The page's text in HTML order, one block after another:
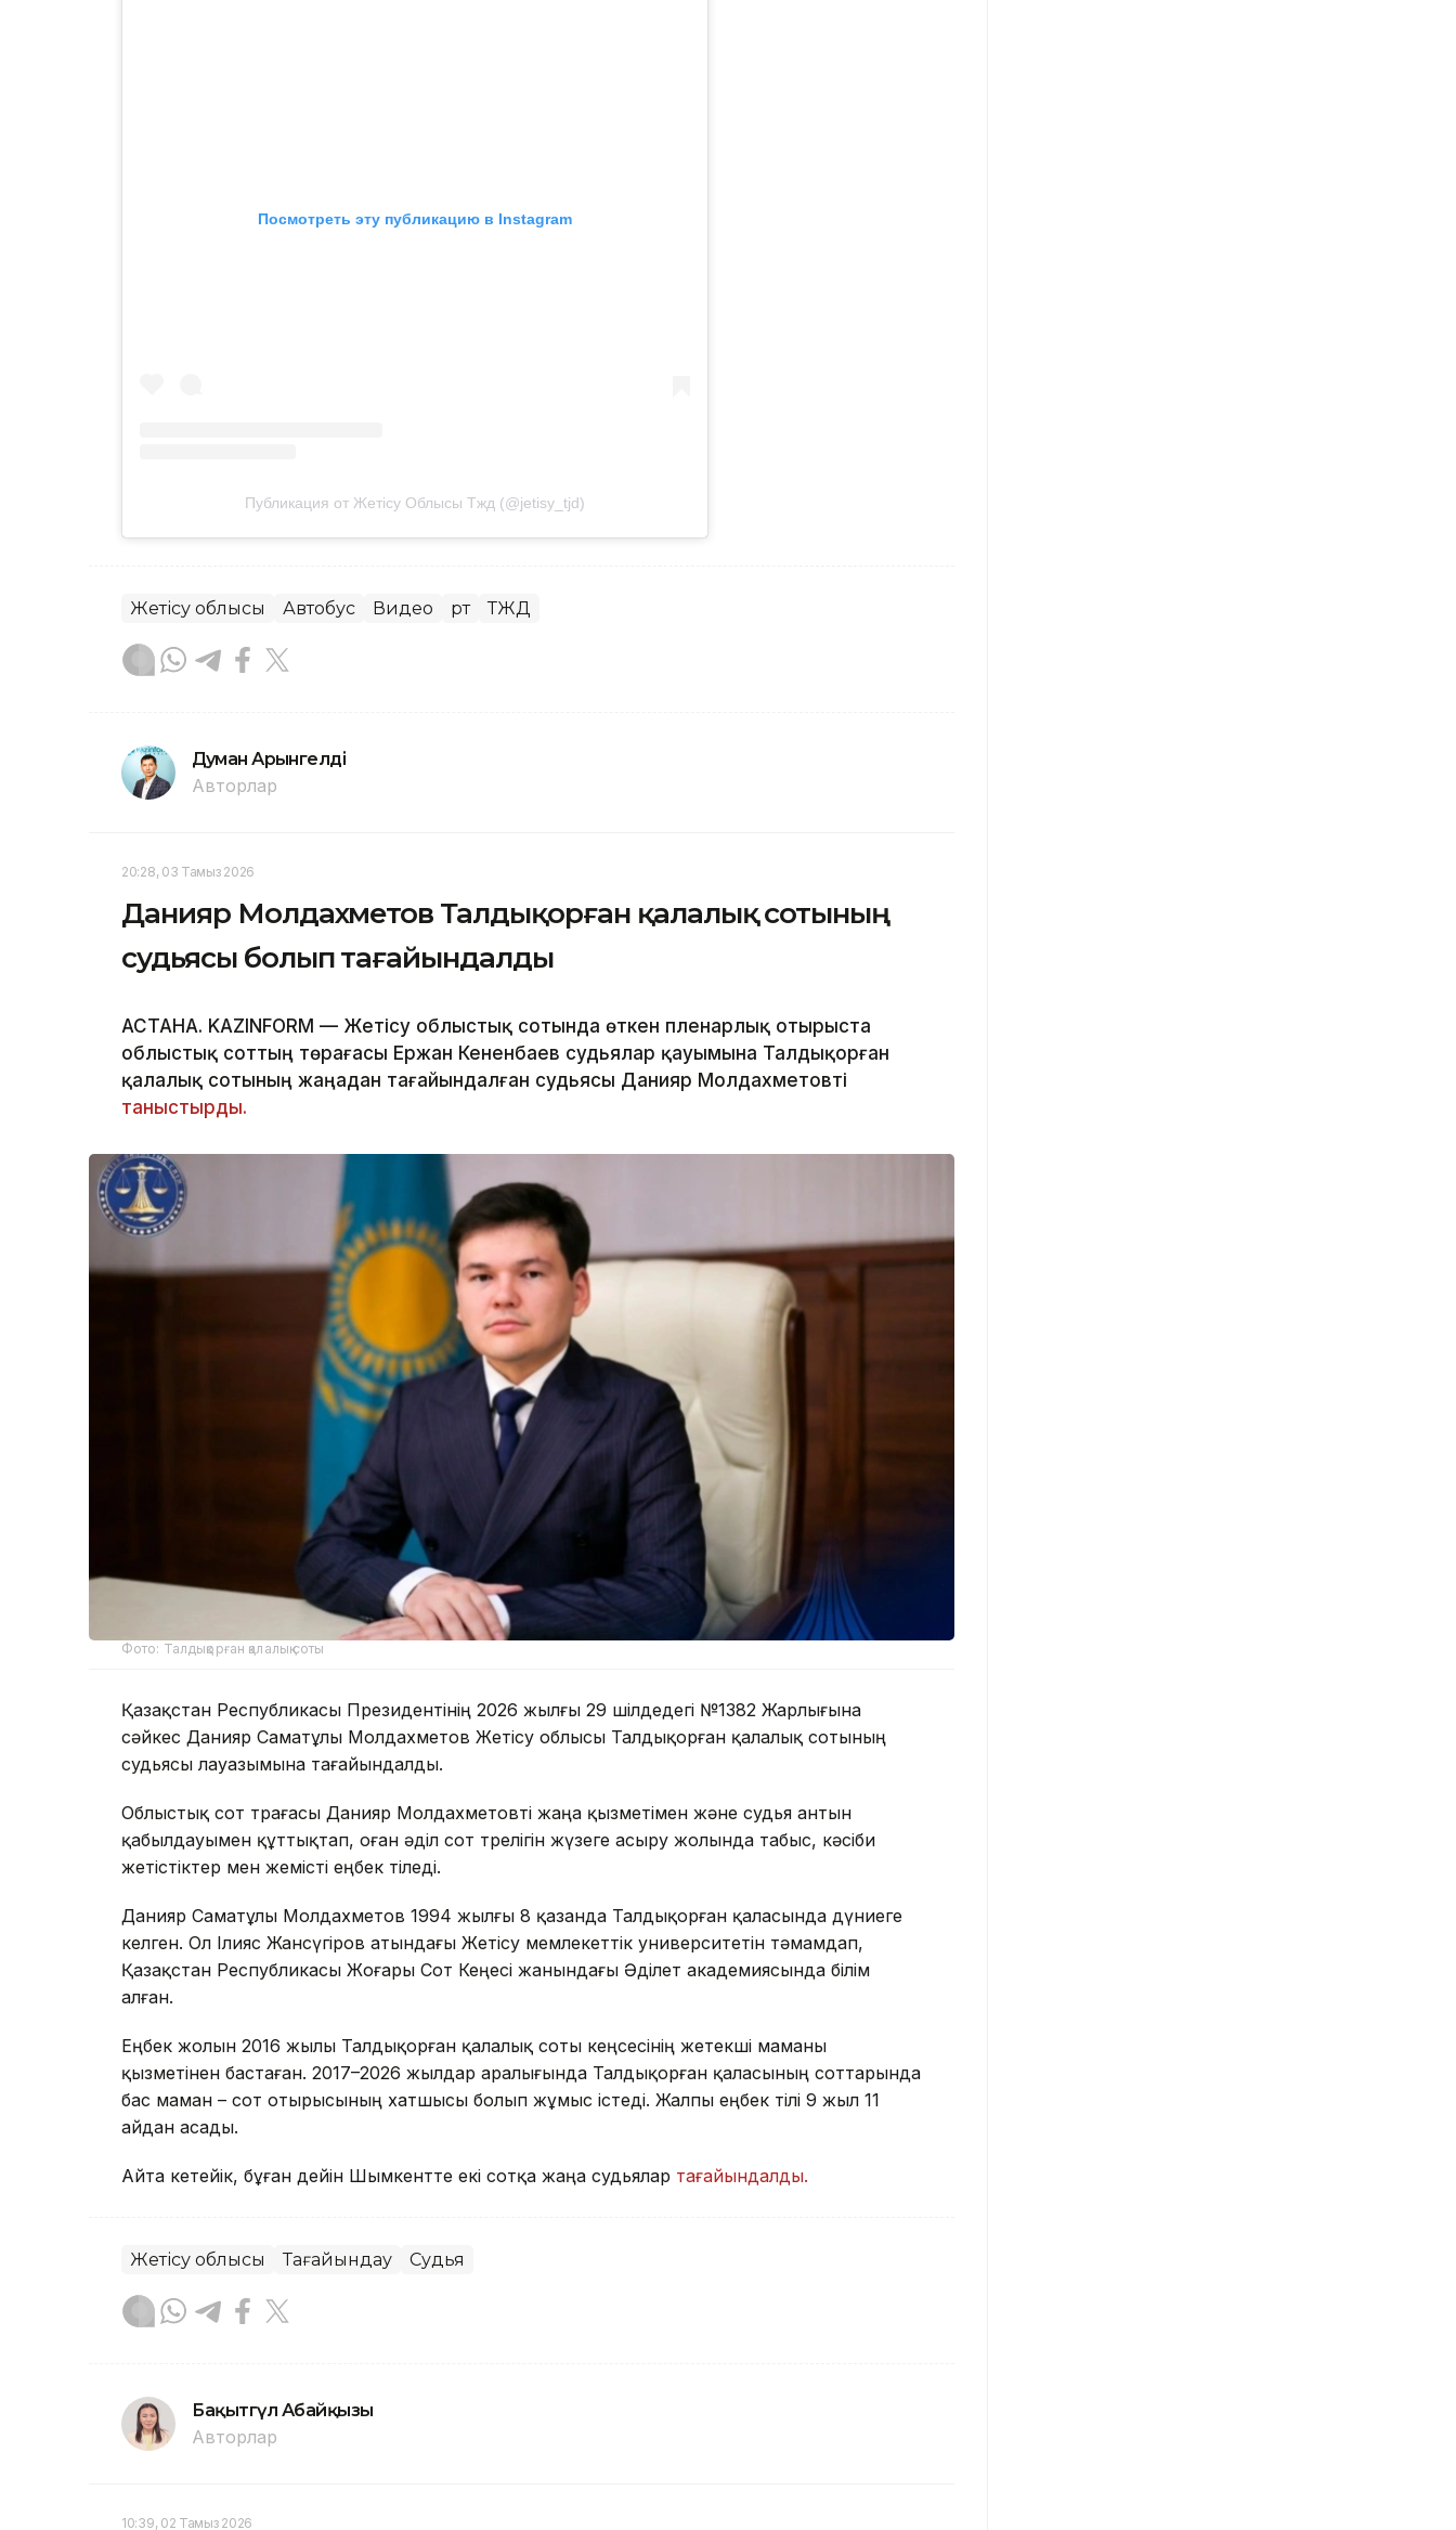
Посмотреть эту публикацию в Instagram
Публикация от Жетісу Облысы Тжд (@jetisy_tjd)
Жетісу облысы Автобус Видео Өрт ТЖД
Думан Арғынгелді
Авторлар
20:28, 03 Тамыз 2026
Данияр Молдахметов Талдықорған қалалық сотының
судьясы болып тағайындалды
АСТАНА. KAZINFORM — Жетісу облыстық сотында өткен пленарлық отырыста
облыстық соттың төрағасы Ержан Кененбаев судьялар қауымына Талдықорған
қалалық сотының жаңадан тағайындалған судьясы Данияр Молдахметовті
таныстырды.
Фото: Талдықорған қалалық соты
Қазақстан Республикасы Президентінің 2026 жылғы 29 шілдедегі №1382 Жарлығына
сәйкес Данияр Саматұлы Молдахметов Жетісу облысы Талдықорған қалалық сотының
судьясы лауазымына тағайындалды.
Облыстық сот төрағасы Данияр Молдахметовті жаңа қызметімен және судья антын
қабылдауымен құттықтап, оған әділ сот төрелігін жүзеге асыру жолында табыс, кәсіби
жетістіктер мен жемісті еңбек тіледі.
Данияр Саматұлы Молдахметов 1994 жылғы 8 қазанда Талдықорған қаласында дүниеге
келген. Ол Ілияс Жансүгіров атындағы Жетісу мемлекеттік университетін тәмамдап,
Қазақстан Республикасы Жоғары Сот Кеңесі жанындағы Әділет академиясында білім
алған.
Еңбек жолын 2016 жылы Талдықорған қалалық соты кеңсесінің жетекші маманы
қызметінен бастаған. 2017–2026 жылдар аралығында Талдықорған қаласының соттарында
бас маман – сот отырысының хатшысы болып жұмыс істеді. Жалпы еңбек өтілі 9 жыл 11
айдан асады.
Айта кетейік, бұған дейін Шымкентте екі сотқа жаңа судьялар тағайындалды.
Жетісу облысы Тағайындау Судья
Бақытгүл Абайқызы
Авторлар
10:39, 02 Тамыз 2026